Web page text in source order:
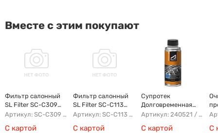
Вместе с этим покупают
Фильтр салонный
SL Filter SC-C309
(AG854CF)
Артикул: SC-C309 AG854CF 8022021300 8025530000 AFW2992
С картой
Фильтр салонный
SL Filter SC-C113
(AG779CF)
Артикул: SC-C113 AFW1107 8104400XKZ96A AG779CF
С картой
Супротек
Долговременная
Промывка
Артикул: 240521 / 122929
С картой С